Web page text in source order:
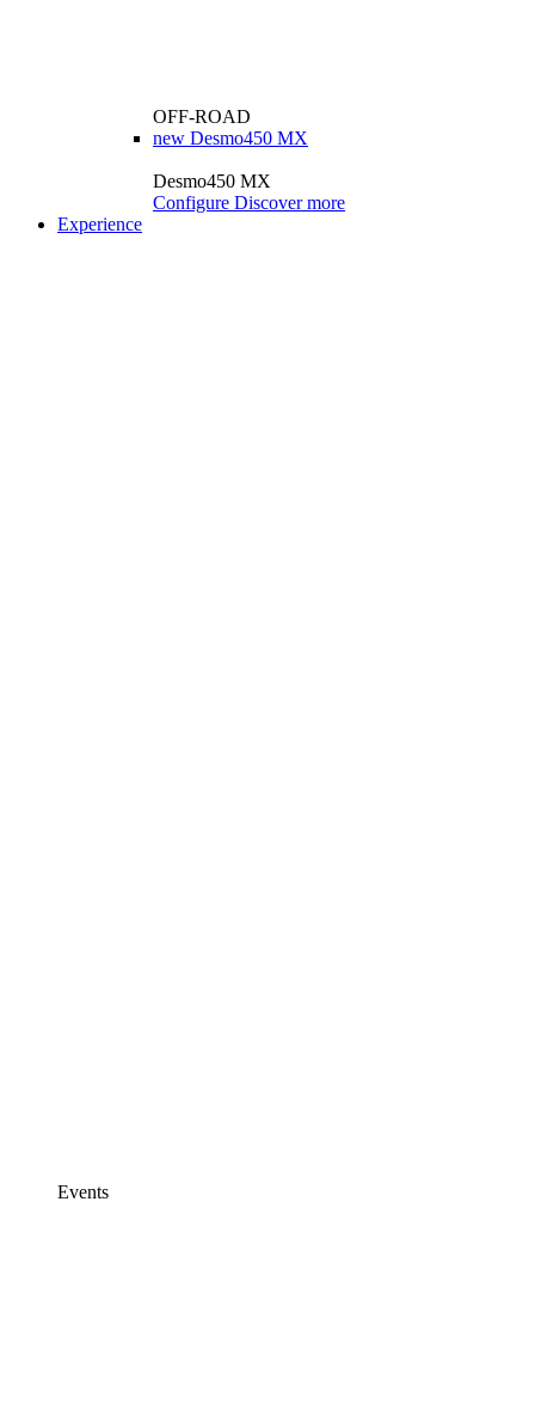
OFF-ROAD
new Desmo450 MX
Desmo450 MX
Configure Discover more
Experience
Events